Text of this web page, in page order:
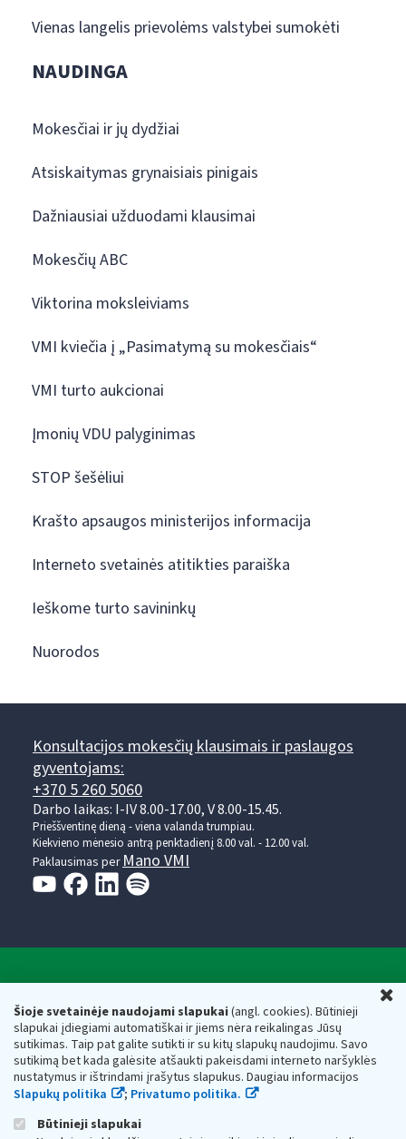
Šioje svetainėje naudojami slapukai(angl. cookies). Būtinieji
slapukai įdiegiami automatiškai ir jiems nėra reikalingas Jūsų
sutikimas. Taip pat galite sutikti ir su kitų slapukų naudojimu. Savo
sutikimą bet kada galėsite atšaukti pakeisdami interneto naršyklės
nustatymus ir ištrindami įrašytus slapukus. Daugiau informacijos
Slapukų politika
; Privatumo politika.
Būtinieji slapukai
Vienas langelis prievolėms valstybei sumokėti
NAUDINGA
Mokesčiai ir jų dydžiai
Atsiskaitymas grynaisiais pinigais
Dažniausiai užduodami klausimai
Mokesčių ABC
Viktorina moksleiviams
VMI kviečia į „Pasimatymą su mokesčiais“
VMI turto aukcionai
Įmonių VDU palyginimas
STOP šešėliui
Krašto apsaugos ministerijos informacija
Interneto svetainės atitikties paraiška
Ieškome turto savininkų
Nuorodos
Konsultacijos mokesčių klausimais ir paslaugos
gyventojams:
+370 5 260 5060
Darbo laikas: I-IV 8.00-17.00, V 8.00-15.45.
Prieššventinę dieną - viena valanda trumpiau.
Kiekvieno mėnesio antrą penktadienį 8.00 val. - 12.00 val.
Paklausimas per Mano VMI
Respublikos finansų ministerijos
Biudžetinė įstaiga. Juridinio asmens kodas — 188659752,
adresas: Vasario 16-osios g. 14, 01107 Vilnius, Lietuva, el.paštas:
vmi@vmi.lt, E. pristatymo dėžutės adresas 188659752
Duomenys apie Valstybinę mokesčių inspekciją prie Lietuvos
Respublikos finansų ministerijos kaupiami ir saugomi Juridinių